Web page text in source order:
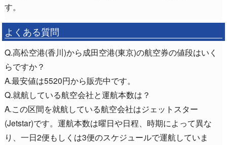
す。
よくある質問
Q.高松空港(香川)から成田空港(東京)の航空券の値段はいく
らですか？
A.最安値は5520円から販売中です。
Q.就航している航空会社と運航本数は？
A.この区間を就航している航空会社はジェットスター
(Jetstar)です。運航本数は曜日や日程、時期によって異な
り、一日2便もしくは3便のスケジュールで運航していま